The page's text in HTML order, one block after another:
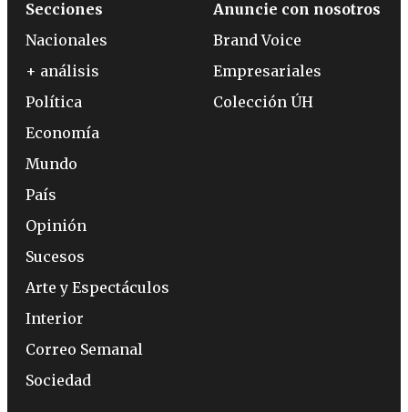
Secciones
Nacionales
+ análisis
Política
Economía
Mundo
País
Opinión
Sucesos
Arte y Espectáculos
Interior
Correo Semanal
Sociedad
Anuncie con nosotros
Brand Voice
Empresariales
Colección ÚH